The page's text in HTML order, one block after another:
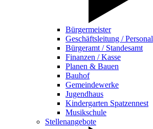
Bürgermeister
Geschäftsleitung / Personal
Bürgeramt / Standesamt
Finanzen / Kasse
Planen & Bauen
Bauhof
Gemeindewerke
Jugendhaus
Kindergarten Spatzennest
Musikschule
Stellenangebote